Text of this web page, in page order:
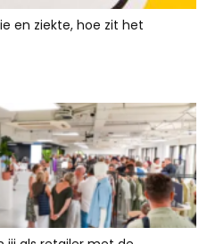
en ziekte, hoe zit het